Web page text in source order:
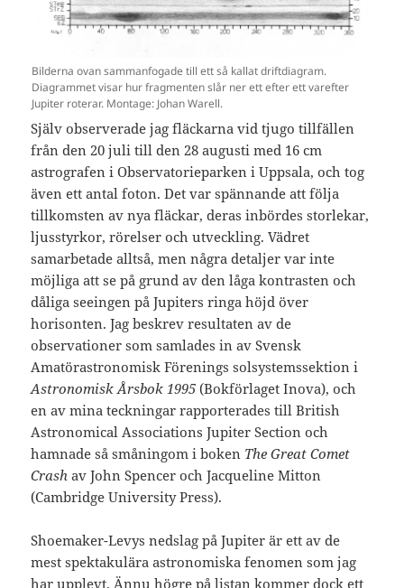
Bilderna ovan sammanfogade till ett så kallat driftdiagram.
Diagrammet visar hur fragmenten slår ner ett efter ett varefter
Jupiter roterar. Montage: Johan Warell.
Själv observerade jag fläckarna vid tjugo tillfällen
från den 20 juli till den 28 augusti med 16 cm
astrografen i Observatorieparken i Uppsala, och tog
även ett antal foton. Det var spännande att följa
tillkomsten av nya fläckar, deras inbördes storlekar,
ljusstyrkor, rörelser och utveckling. Vädret
samarbetade alltså, men några detaljer var inte
möjliga att se på grund av den låga kontrasten och
dåliga seeingen på Jupiters ringa höjd över
horisonten. Jag beskrev resultaten av de
observationer som samlades in av Svensk
Amatörastronomisk Förenings solsystemssektion i
Astronomisk Årsbok 1995 (Bokförlaget Inova), och
en av mina teckningar rapporterades till British
Astronomical Associations Jupiter Section och
hamnade så småningom i boken The Great Comet
Crash av John Spencer och Jacqueline Mitton
(Cambridge University Press).
Shoemaker-Levys nedslag på Jupiter är ett av de
mest spektakulära astronomiska fenomen som jag
har upplevt. Ännu högre på listan kommer dock ett